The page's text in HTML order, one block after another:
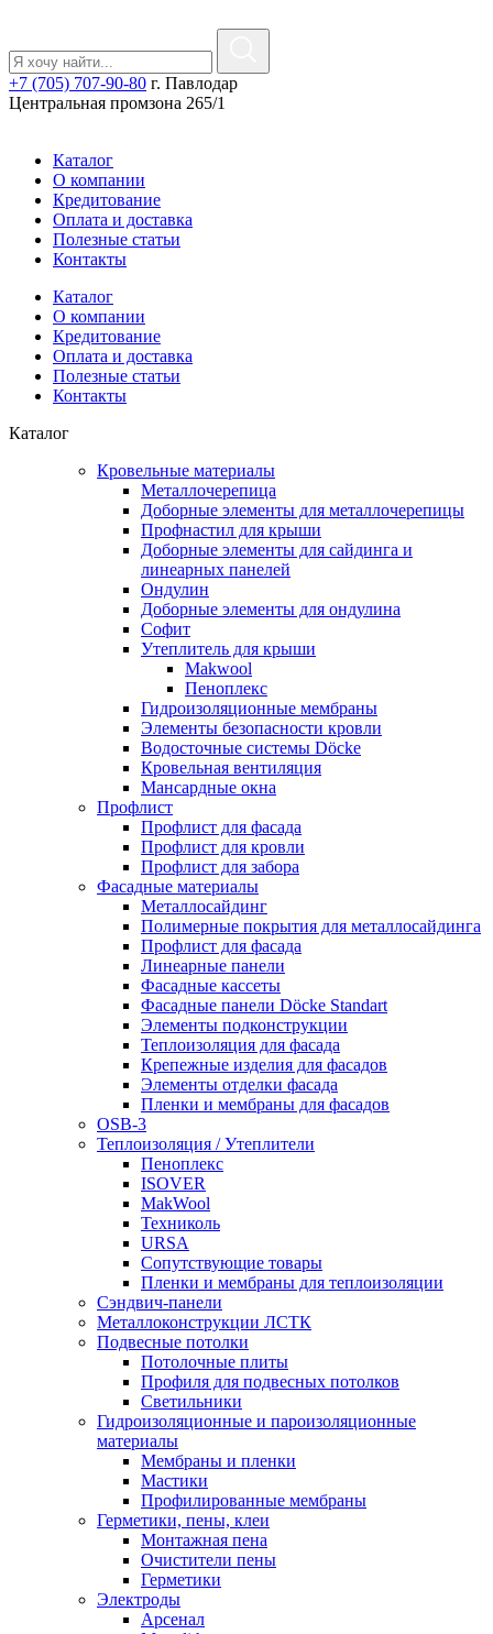
+7 (705) 707-90-80 г. Павлодар
Центральная промзона 265/1
Каталог
О компании
Кредитование
Оплата и доставка
Полезные статьи
Контакты
Каталог
О компании
Кредитование
Оплата и доставка
Полезные статьи
Контакты
Каталог
Кровельные материалы
Металлочерепица
Доборные элементы для металлочерепицы
Профнастил для крыши
Доборные элементы для сайдинга и
линеарных панелей
Ондулин
Доборные элементы для ондулина
Софит
Утеплитель для крыши
Makwool
Пеноплекс
Гидроизоляционные мембраны
Элементы безопасности кровли
Водосточные системы Döcke
Кровельная вентиляция
Мансардные окна
Профлист
Профлист для фасада
Профлист для кровли
Профлист для забора
Фасадные материалы
Металлосайдинг
Полимерные покрытия для металлосайдинга
Профлист для фасада
Линеарные панели
Фасадные кассеты
Фасадные панели Döcke Standart
Элементы подконструкции
Теплоизоляция для фасада
Крепежные изделия для фасадов
Элементы отделки фасада
Пленки и мембраны для фасадов
OSB-3
Теплоизоляция / Утеплители
Пеноплекс
ISOVER
MakWool
Техниколь
URSA
Сопутствующие товары
Пленки и мембраны для теплоизоляции
Сэндвич-панели
Металлоконструкции ЛСТК
Подвесные потолки
Потолочные плиты
Профиля для подвесных потолков
Светильники
Гидроизоляционные и пароизоляционные
материалы
Мембраны и пленки
Мастики
Профилированные мембраны
Герметики, пены, клеи
Монтажная пена
Очистители пены
Герметики
Электроды
Арсенал